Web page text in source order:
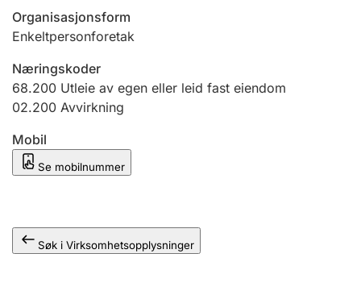
Ektepaktveileder
Offentlig sektor
Andre tema
Organisasjonsform
Enkeltpersonforetak
Næringskoder
68.200 Utleie av egen eller leid fast eiendom
02.200 Avvirkning
Mobil
Se mobilnummer
Søk i Virksomhetsopplysninger